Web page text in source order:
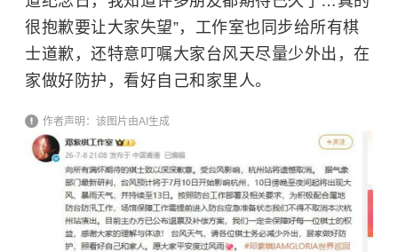
很抱歉要让大家失望”，工作室也同步给所有棋
士道歉，还特意叮嘱大家台风天尽量少外出，在
家做好防护，看好自己和家里人。
作者声明：该图片由AI生成